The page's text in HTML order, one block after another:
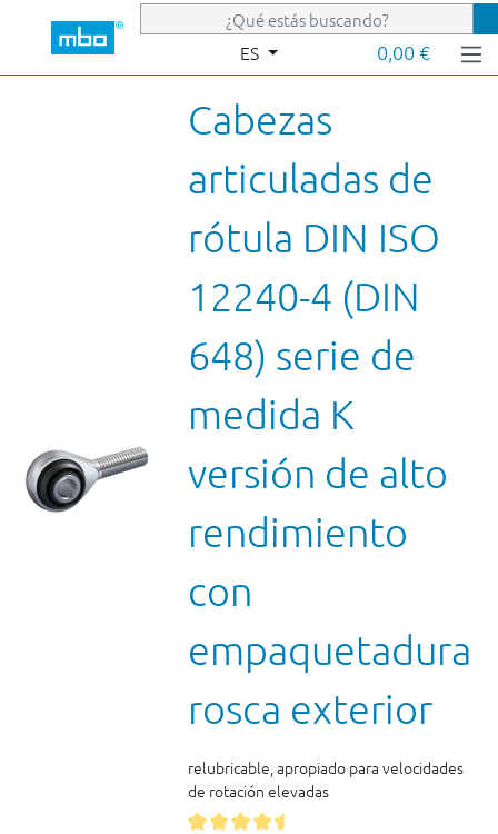
Saltar al contenido principal
ES 0,00 €
Cabezas
articuladas de
rótula DIN ISO
12240-4 (DIN
648) serie de
medida K
versión de alto
rendimiento
con
empaquetadura
rosca exterior
relubricable, apropiado para velocidades
de rotación elevadas